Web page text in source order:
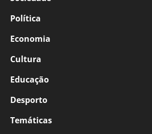
Política
Economia
Cultura
Educação
Desporto
Temáticas